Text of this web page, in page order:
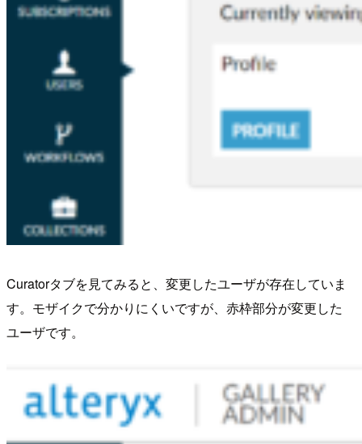
Curatorタブを見てみると、変更したユーザが存在していま
す。モザイクで分かりにくいですが、赤枠部分が変更した
ユーザです。